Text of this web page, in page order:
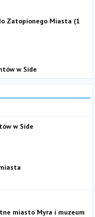
Zatopionego Miasta (1
w Side
w Side
miasto Myra i muzeum